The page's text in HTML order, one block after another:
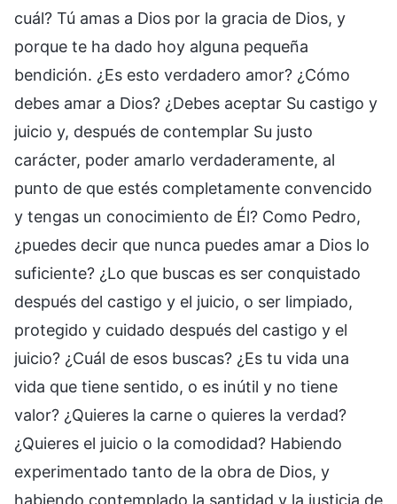
cuál? Tú amas a Dios por la gracia de Dios, y
porque te ha dado hoy alguna pequeña
bendición. ¿Es esto verdadero amor? ¿Cómo
debes amar a Dios? ¿Debes aceptar Su castigo y
juicio y, después de contemplar Su justo
carácter, poder amarlo verdaderamente, al
punto de que estés completamente convencido
y tengas un conocimiento de Él? Como Pedro,
¿puedes decir que nunca puedes amar a Dios lo
suficiente? ¿Lo que buscas es ser conquistado
después del castigo y el juicio, o ser limpiado,
protegido y cuidado después del castigo y el
juicio? ¿Cuál de esos buscas? ¿Es tu vida una
vida que tiene sentido, o es inútil y no tiene
valor? ¿Quieres la carne o quieres la verdad?
¿Quieres el juicio o la comodidad? Habiendo
experimentado tanto de la obra de Dios, y
habiendo contemplado la santidad y la justicia de